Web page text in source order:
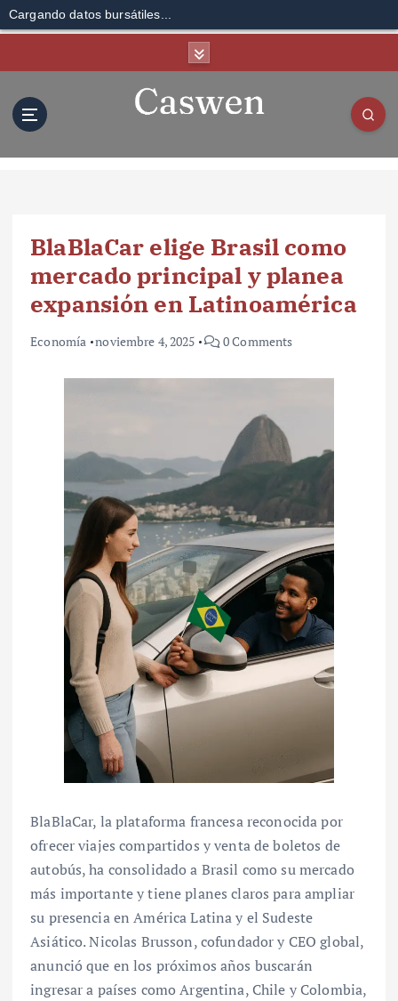
Cargando datos bursátiles...
BlaBlaCar elige Brasil como
mercado principal y planea
expansión en Latinoamérica
Economía noviembre 4, 2025 0 Comments
BlaBlaCar, la plataforma francesa reconocida por
ofrecer viajes compartidos y venta de boletos de
autobús, ha consolidado a Brasil como su mercado
más importante y tiene planes claros para ampliar
su presencia en América Latina y el Sudeste
Asiático. Nicolas Brusson, cofundador y CEO global,
anunció que en los próximos años buscarán
ingresar a países como Argentina, Chile y Colombia,